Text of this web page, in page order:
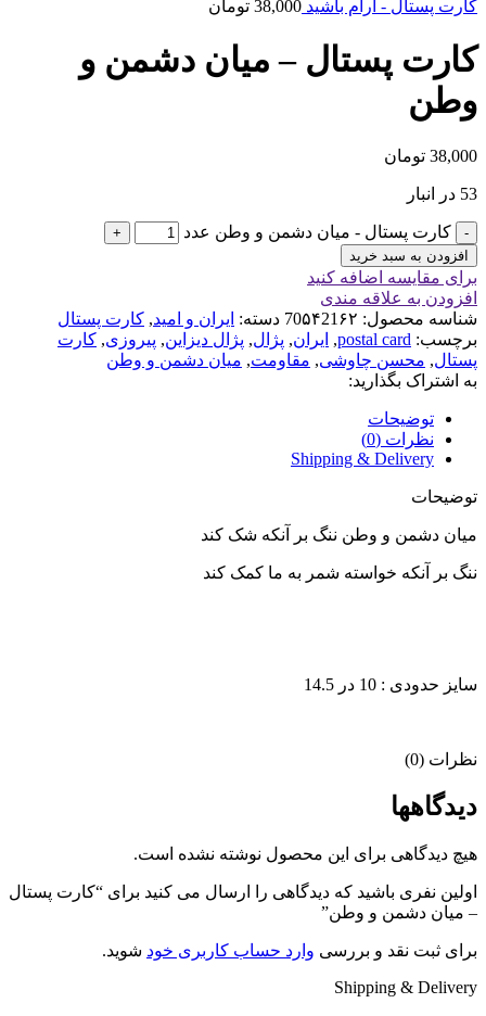
کارت پستال - آرام باشید 38,000 تومان
کارت پستال – میان دشمن و
وطن
38,000 تومان
53 در انبار
کارت پستال - میان دشمن و وطن عدد
افزودن به سبد خرید
برای مقایسه اضافه کنید
افزودن به علاقه مندی
شناسه محصول: 70۵۴21۶۲ دسته: ایران و امید, کارت پستال
برچسب: postal card
, ایران, پژال, پژال دیزاین, پیروزی, کارت
پستال, محسن چاوشی, مقاومت, میان دشمن و وطن
به اشتراک بگذارید:
توضیحات
نظرات (0)
Shipping & Delivery
توضیحات
میان دشمن و وطن ننگ بر آنکه شک کند
ننگ بر آنکه خواسته شمر به ما کمک کند
سایز حدودی : 10 در 14.5
نظرات (0)
دیدگاهها
هیچ دیدگاهی برای این محصول نوشته نشده است.
اولین نفری باشید که دیدگاهی را ارسال می کنید برای “کارت پستال
– میان دشمن و وطن”
برای ثبت نقد و بررسی وارد حساب کاربری خود شوید.
Shipping & Delivery